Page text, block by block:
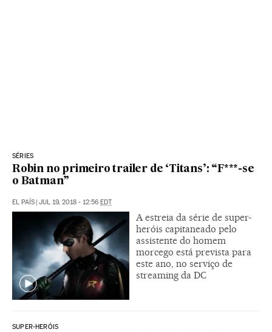
SÉRIES
Robin no primeiro trailer de ‘Titans’: “F***-se
o Batman”
EL PAÍS | JUL 19, 2018 - 12:56 EDT
A estreia da série de super-
heróis capitaneado pelo
assistente do homem
morcego está prevista para
este ano, no serviço de
streaming da DC
SUPER-HERÓIS